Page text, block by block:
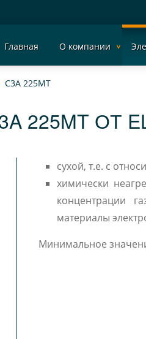
Главная О компании
C3A 225MT
225MT ОТ
сухой, т.е. с
химически
концентрации
материалы
Минимальное